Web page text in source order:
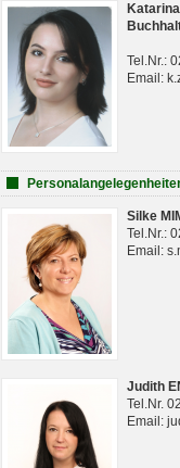
Tel.Nr.:
Email:
Silke
Tel.Nr.:
Email:
Judith
Tel.Nr.
Email: